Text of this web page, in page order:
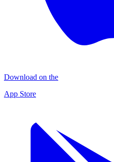
Download on the
App Store